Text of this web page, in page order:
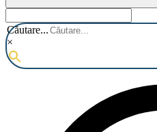
Căutare...
×